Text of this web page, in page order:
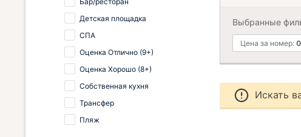
Выбранные
Цена за номер: 0
Искать
Детская площадка
СПА
Оценка Отлично (9+)
Оценка Хорошо (8+)
Собственная кухня
Трансфер
Пляж